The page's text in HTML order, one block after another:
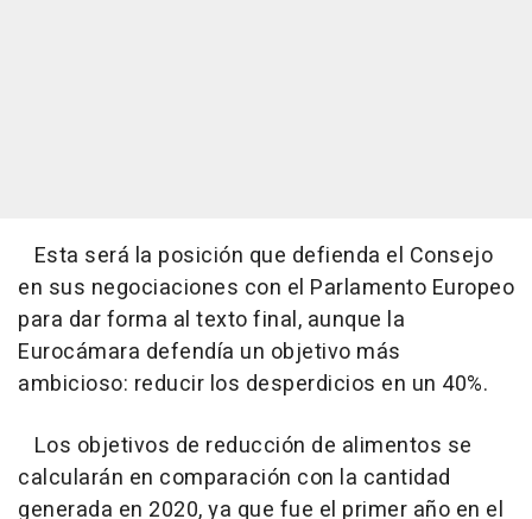
Esta será la posición que defienda el Consejo
en sus negociaciones con el Parlamento Europeo
para dar forma al texto final, aunque la
Eurocámara defendía un objetivo más
ambicioso: reducir los desperdicios en un 40%.
Los objetivos de reducción de alimentos se
calcularán en comparación con la cantidad
generada en 2020, ya que fue el primer año en el